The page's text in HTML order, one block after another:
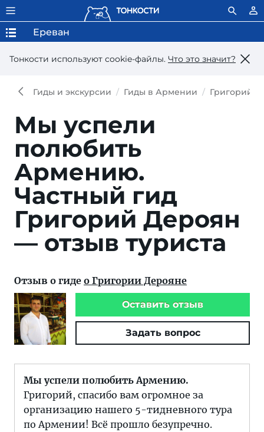
Тонкости используют сookie-файлы. Что это значит?
Ереван
Гиды и экскурсии Гиды в Армении Григорий
Мы успели
полюбить
Армению.
Частный гид
Григорий Дероян
— отзыв туриста
Отзыв о гиде о Григории Дерояне
Оставить отзыв
Задать вопрос
Мы успели полюбить Армению.
Григорий, спасибо вам огромное за
организацию нашего 5-тидневного тура
по Армении! Всё прошло безупречно.